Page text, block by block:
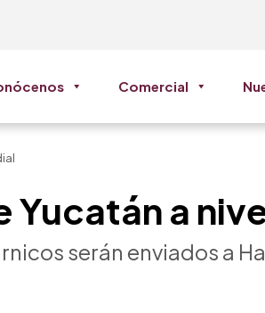
Comercial
Yucatán a
serán enviados a